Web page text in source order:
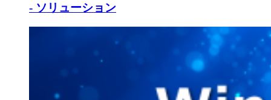
- ソリューション